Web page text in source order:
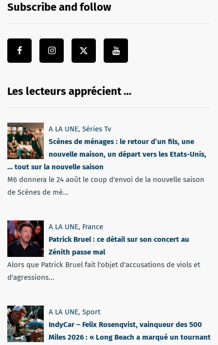
Subscribe and follow
Les lecteurs apprécient …
A LA UNE, Séries Tv
Scènes de ménages : le retour d’un fils, une
nouvelle maison, un départ vers les Etats-Unis,
… tout sur la nouvelle saison
M6 donnera le 24 août le coup d'envoi de la nouvelle saison
de Scènes de mé...
A LA UNE, France
Patrick Bruel : ce détail sur son concert au
Zénith passe mal
Alors que Patrick Bruel fait l'objet d'accusations de viols et
d'agressions...
A LA UNE, Sport
IndyCar – Felix Rosenqvist, vainqueur des 500
Miles 2026 : « Long Beach a marqué un tournant